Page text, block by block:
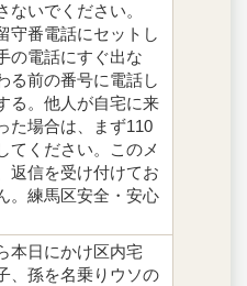
ないでください。
守番電話にセットし
の電話にすぐ出な
る前の番号に電話し
る。他人が自宅に来
た場合は、まず110
てください。このメ
返信を受け付けてお
。練馬区安全・安心
本日にかけ区内宅
、孫を名乗りウソの